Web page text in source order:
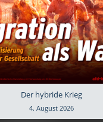
Der hybride Krieg
4. August 2026